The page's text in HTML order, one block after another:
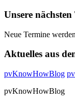
Unsere
Neue Termine
Aktuelles aus
pvKnowHowBlog
pvKnowHowBlog